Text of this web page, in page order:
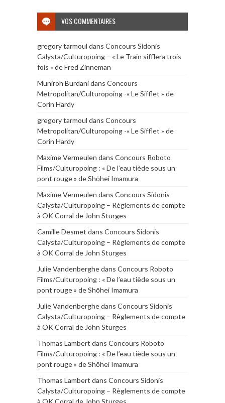
VOS COMMENTAIRES
gregory tarmoul dans Concours Sidonis
Calysta/Culturopoing – « Le Train sifflera trois
fois » de Fred Zinneman
Muniroh Burdanidans Concours
Metropolitan/Culturopoing -« Le Sifflet » de
Corin Hardy
gregory tarmoul dans Concours
Metropolitan/Culturopoing -« Le Sifflet » de
Corin Hardy
Maxime Vermeulen dans Concours Roboto
Films/Culturopoing : « De l’eau tiède sous un
pont rouge » de Shōhei Imamura
Maxime Vermeulen dans Concours Sidonis
Calysta/Culturopoing – Règlements de compte
à OK Corral de John Sturges
Camille Desmet dans Concours Sidonis
Calysta/Culturopoing – Règlements de compte
à OK Corral de John Sturges
Julie Vandenberghedans Concours Roboto
Films/Culturopoing : « De l’eau tiède sous un
pont rouge » de Shōhei Imamura
Julie Vandenberghedans Concours Sidonis
Calysta/Culturopoing – Règlements de compte
à OK Corral de John Sturges
Thomas Lambert dans Concours Roboto
Films/Culturopoing : « De l’eau tiède sous un
pont rouge » de Shōhei Imamura
Thomas Lambert dans Concours Sidonis
Calysta/Culturopoing – Règlements de compte
à OK Corral de John Sturges